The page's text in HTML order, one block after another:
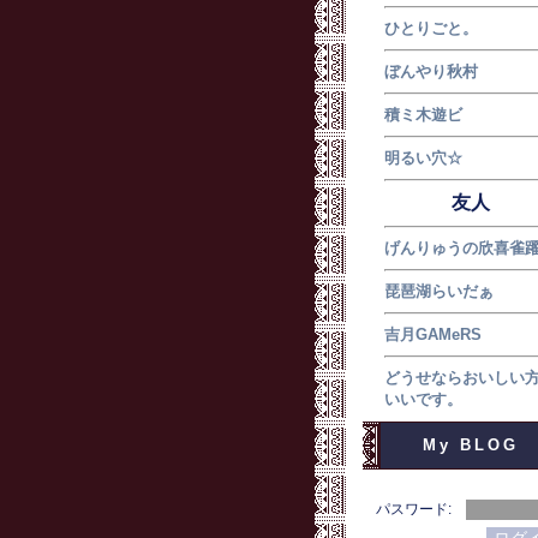
ひとりごと。
ぼんやり秋村
積ミ木遊ビ
明るい穴☆
友人
げんりゅうの欣喜雀
琵琶湖らいだぁ
吉月GAMeRS
どうせならおいしい
いいです。
My BLOG
パスワード: